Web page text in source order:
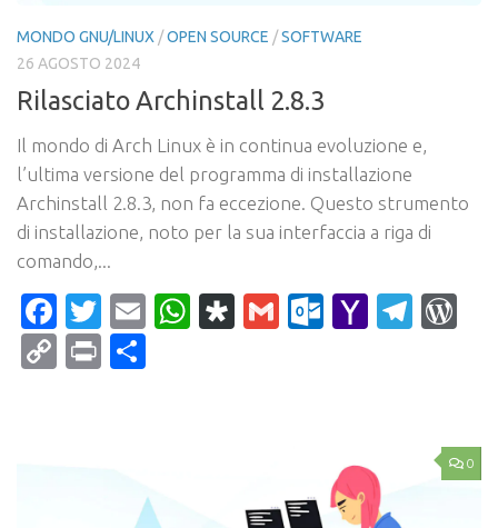
MONDO GNU/LINUX /OPEN SOURCE /SOFTWARE
26 AGOSTO 2024
Rilasciato Archinstall 2.8.3
Il mondo di Arch Linux è in continua evoluzione e,
l’ultima versione del programma di installazione
Archinstall 2.8.3, non fa eccezione. Questo strumento
di installazione, noto per la sua interfaccia a riga di
comando,...
Facebook
Twitter
EmailWhatsApp
Diaspora
Gmail Yahoo
CopyPrint
0